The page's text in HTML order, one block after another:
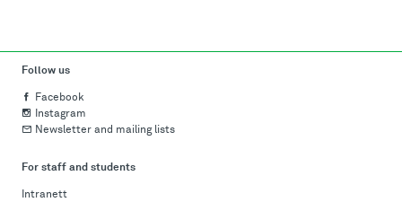
Follow us
Facebook
Instagram
Newsletter and mailing lists
For staff and students
Intranett